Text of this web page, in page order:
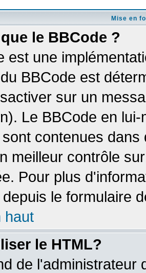
Mise en
le BBCode ?
est une
BBCode est
sur un
Le BBCode en
contenues
meilleur contrôle
Pour plus
le formulaire
haut
le HTML?
de l'administrateur